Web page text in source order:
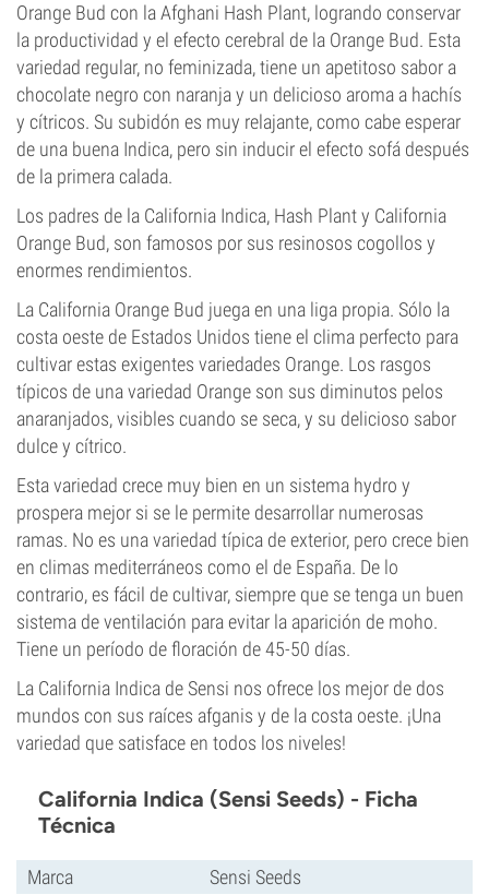
Orange Bud con la Afghani Hash Plant, logrando conservar
la productividad y el efecto cerebral de la Orange Bud. Esta
variedad regular, no feminizada, tiene un apetitoso sabor a
chocolate negro con naranja y un delicioso aroma a hachís
y cítricos. Su subidón es muy relajante, como cabe esperar
de una buena Indica, pero sin inducir el efecto sofá después
de la primera calada.
Los padres de la California Indica, Hash Plant y California
Orange Bud, son famosos por sus resinosos cogollos y
enormes rendimientos.
La California Orange Bud juega en una liga propia. Sólo la
costa oeste de Estados Unidos tiene el clima perfecto para
cultivar estas exigentes variedades Orange. Los rasgos
típicos de una variedad Orange son sus diminutos pelos
anaranjados, visibles cuando se seca, y su delicioso sabor
dulce y cítrico.
Esta variedad crece muy bien en un sistema hydro y
prospera mejor si se le permite desarrollar numerosas
ramas. No es una variedad típica de exterior, pero crece bien
en climas mediterráneos como el de España. De lo
contrario, es fácil de cultivar, siempre que se tenga un buen
sistema de ventilación para evitar la aparición de moho.
Tiene un período de floración de 45-50 días.
La California Indica de Sensi nos ofrece los mejor de dos
mundos con sus raíces afganis y de la costa oeste. ¡Una
variedad que satisface en todos los niveles!
California Indica (Sensi Seeds) - Ficha
Técnica
Marca Sensi Seeds